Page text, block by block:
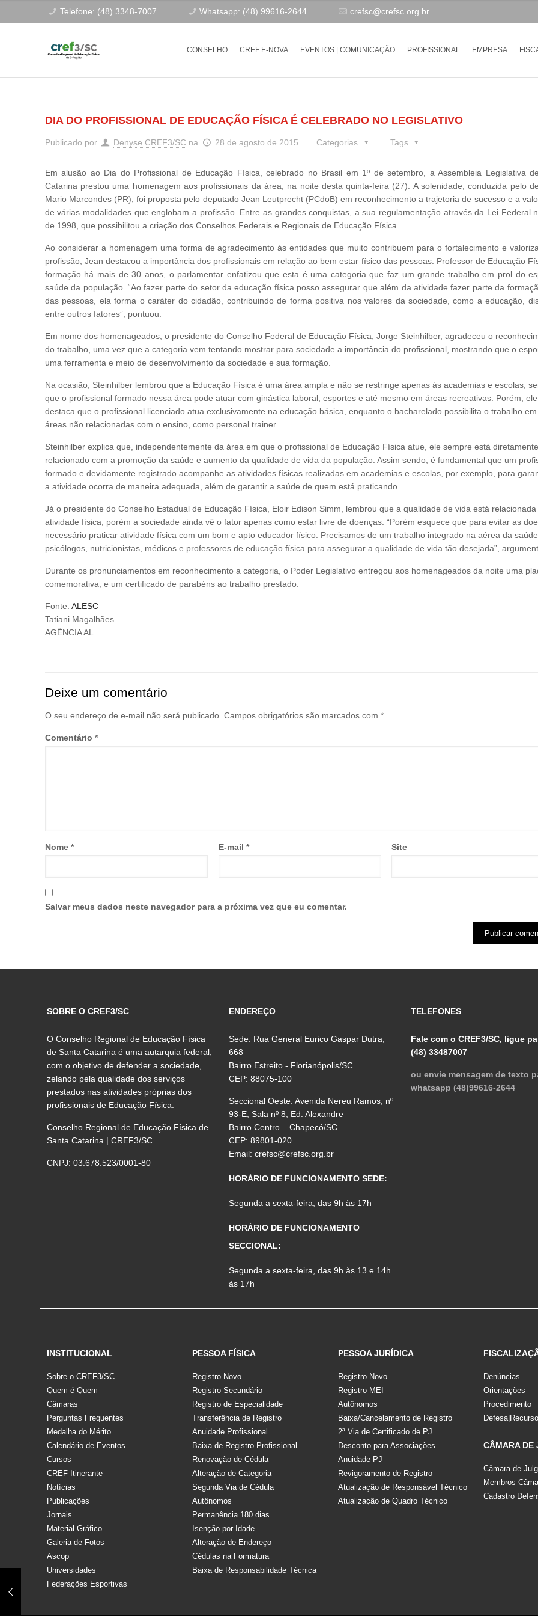
Telefone: (48) 3348-7007 Whatsapp: (48) 99616-2644 crefsc@crefsc.org.br
CONSELHO CREF E-NOVA EVENTOS | COMUNICAÇÃO PROFISSIONAL EMPRESA
DIA DO PROFISSIONAL DE EDUCAÇÃO FÍSICA É CELEBRADO NO LEGISLATIVO
Publicado por Denyse CREF3/SC na 28 de agosto de 2015 Categorias Tags
Em alusão ao Dia do Profissional de Educação Física, celebrado no Brasil em 1º de setembro, a Assembleia Legislativa
Catarina prestou uma homenagem aos profissionais da área, na noite desta quinta-feira (27). A solenidade, conduzida pelo
Mario Marcondes (PR), foi proposta pelo deputado Jean Leutprecht (PCdoB) em reconhecimento a trajetoria de sucesso e a
de várias modalidades que englobam a profissão. Entre as grandes conquistas, a sua regulamentação através da Lei Federal
de 1998, que possibilitou a criação dos Conselhos Federais e Regionais de Educação Física.
Ao considerar a homenagem uma forma de agradecimento às entidades que muito contribuem para o fortalecimento e
profissão, Jean destacou a importância dos profissionais em relação ao bem estar físico das pessoas. Professor de Educação
formação há mais de 30 anos, o parlamentar enfatizou que esta é uma categoria que faz um grande trabalho em prol do
saúde da população. “Ao fazer parte do setor da educação física posso assegurar que além da atividade fazer parte da
das pessoas, ela forma o caráter do cidadão, contribuindo de forma positiva nos valores da sociedade, como a educação,
entre outros fatores”, pontuou.
Em nome dos homenageados, o presidente do Conselho Federal de Educação Física, Jorge Steinhilber, agradeceu o
do trabalho, uma vez que a categoria vem tentando mostrar para sociedade a importância do profissional, mostrando que o
uma ferramenta e meio de desenvolvimento da sociedade e sua formação.
Na ocasião, Steinhilber lembrou que a Educação Física é uma área ampla e não se restringe apenas às academias e escolas,
que o profissional formado nessa área pode atuar com ginástica laboral, esportes e até mesmo em áreas recreativas. Porém, ele
destaca que o profissional licenciado atua exclusivamente na educação básica, enquanto o bacharelado possibilita o trabalho
áreas não relacionadas com o ensino, como personal trainer.
Steinhilber explica que, independentemente da área em que o profissional de Educação Física atue, ele sempre está diretamente
relacionado com a promoção da saúde e aumento da qualidade de vida da população. Assim sendo, é fundamental que um
formado e devidamente registrado acompanhe as atividades físicas realizadas em academias e escolas, por exemplo, para
a atividade ocorra de maneira adequada, além de garantir a saúde de quem está praticando.
Já o presidente do Conselho Estadual de Educação Física, Eloir Edison Simm, lembrou que a qualidade de vida está relacionada
atividade física, porém a sociedade ainda vê o fator apenas como estar livre de doenças. “Porém esquece que para evitar as
necessário praticar atividade física com um bom e apto educador físico. Precisamos de um trabalho integrado na aérea da
psicólogos, nutricionistas, médicos e professores de educação física para assegurar a qualidade de vida tão desejada”,
Durante os pronunciamentos em reconhecimento a categoria, o Poder Legislativo entregou aos homenageados da noite uma
comemorativa, e um certificado de parabéns ao trabalho prestado.
Fonte: ALESC
Tatiani Magalhães
AGÊNCIA AL
Deixe um comentário
O seu endereço de e-mail não será publicado. Campos obrigatórios são marcados com *
Comentário *
Nome * E-mail * Site
Salvar meus dados neste navegador para a próxima vez que eu comentar.
SOBRE O CREF3/SC
O Conselho Regional de Educação Física
de Santa Catarina é uma autarquia federal,
com o objetivo de defender a sociedade,
zelando pela qualidade dos serviços
prestados nas atividades próprias dos
profissionais de Educação Física.
Conselho Regional de Educação Física de
Santa Catarina | CREF3/SC
CNPJ: 03.678.523/0001-80
ENDEREÇO
Sede: Rua General Eurico Gaspar Dutra,
668
Bairro Estreito - Florianópolis/SC
CEP: 88075-100
Seccional Oeste: Avenida Nereu Ramos, nº
93-E, Sala nº 8, Ed. Alexandre
Bairro Centro – Chapecó/SC
CEP: 89801-020
Email:crefsc@crefsc.org.br
HORÁRIO DE FUNCIONAMENTO SEDE:
Segunda a sexta-feira, das 9h às 17h
HORÁRIO DE FUNCIONAMENTO
SECCIONAL:
Segunda a sexta-feira, das 9h às 13 e 14h
às 17h
TELEFONES
Fale com o CREF3/SC, ligue
(48) 33487007
ou envie mensagem de texto
whatsapp (48)99616-2644
INSTITUCIONAL
Sobre o CREF3/SC
Quem é Quem
Câmaras
Perguntas Frequentes
Medalha do Mérito
Calendário de Eventos
Cursos
CREF Itinerante
Notícias
Publicações
Jornais
Material Gráfico
Galeria de Fotos
Ascop
Universidades
Federações Esportivas
PESSOA FÍSICA
Registro Novo
Registro Secundário
Registro de Especialidade
Transferência de Registro
Anuidade Profissional
Baixa de Registro Profissional
Renovação de Cédula
Alteração de Categoria
Segunda Via de Cédula
Autônomos
Permanência 180 dias
Isenção por Idade
Alteração de Endereço
Cédulas na Formatura
Baixa de Responsabilidade Técnica
PESSOA JURÍDICA
Registro Novo
Registro MEI
Autônomos
Baixa/Cancelamento de Registro
2ª Via de Certificado de PJ
Desconto para Associações
Anuidade PJ
Revigoramento de Registro
Atualização de Responsável Técnico
Atualização de Quadro Técnico
Denúncias
Orientações
Procedimento
Defesa|Recurso
CÂMARA DE
Câmara de
Membros
Cadastro